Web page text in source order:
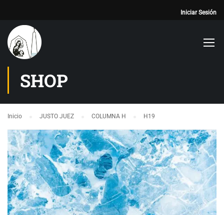
Iniciar Sesión
SHOP
Inicio JUSTO JUEZ COLUMNA H H19